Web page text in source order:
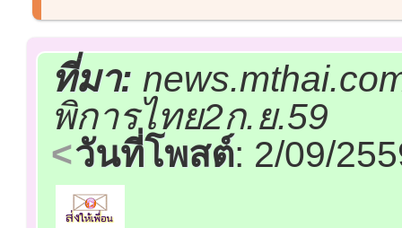
ที่มา:
พิการไทย2ก.ย.59
วันที่โพสต์: 2/09/